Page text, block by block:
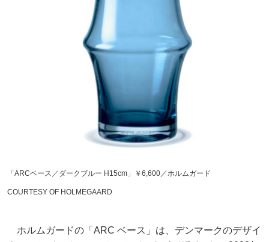
「ARCベース／ダークブルー H15cm」￥6,600／ホルムガード
COURTESY OF HOLMEGAARD
ホルムガードの「ARC ベース」は、デンマークのデザイ